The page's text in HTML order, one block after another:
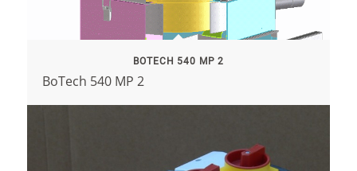
BOTECH 540 MP 2
BoTech 540 MP 2